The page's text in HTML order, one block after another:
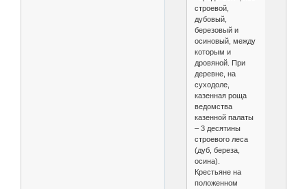
строевой,
дубовый,
березовый и
осиновый, между
которым и
дровяной. При
деревне, на
суходоле,
казенная роща
ведомства
казенной палаты
– 3 десятины
строевого леса
(дуб, береза,
осина).
Крестьяне на
положенном